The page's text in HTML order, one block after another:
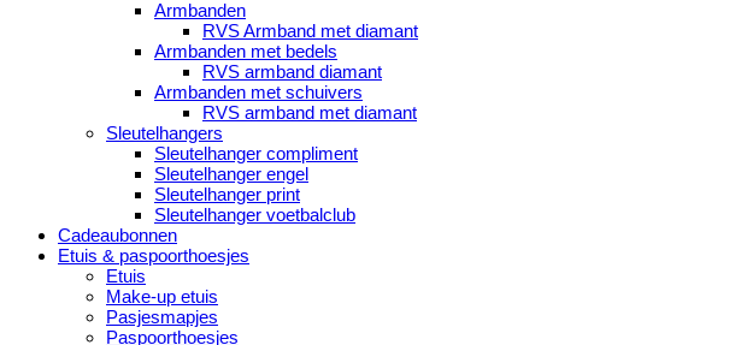
Armbanden
RVS Armband met diamant
Armbanden met bedels
RVS armband diamant
Armbanden met schuivers
RVS armband met diamant
Sleutelhangers
Sleutelhanger compliment
Sleutelhanger engel
Sleutelhanger print
Sleutelhanger voetbalclub
Cadeaubonnen
Etuis & paspoorthoesjes
Etuis
Make-up etuis
Pasjesmapjes
Paspoorthoesjes